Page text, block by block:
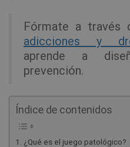
Fórmate a través
adicciones y
aprende a
prevención.
Índice de contenidos
¿Qué es el juego patológico?